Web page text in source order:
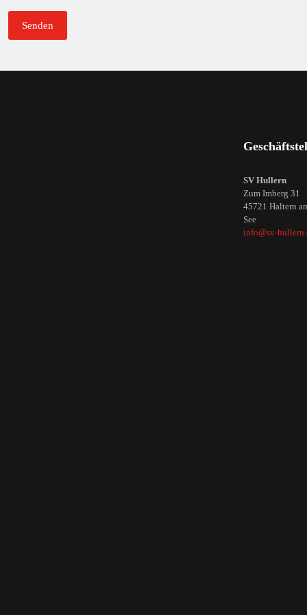
SV Hullern
Zum Imberg 31
45721 Haltern
See
info@sv-